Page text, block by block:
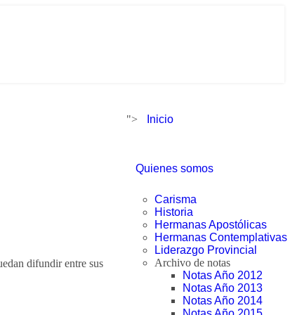
"> Inicio
Quienes somos
Carisma
Historia
Hermanas Apostólicas
Hermanas Contemplativas
Liderazgo Provincial
Archivo de notas
Notas Año 2012
Notas Año 2013
Notas Año 2014
difundir entre sus